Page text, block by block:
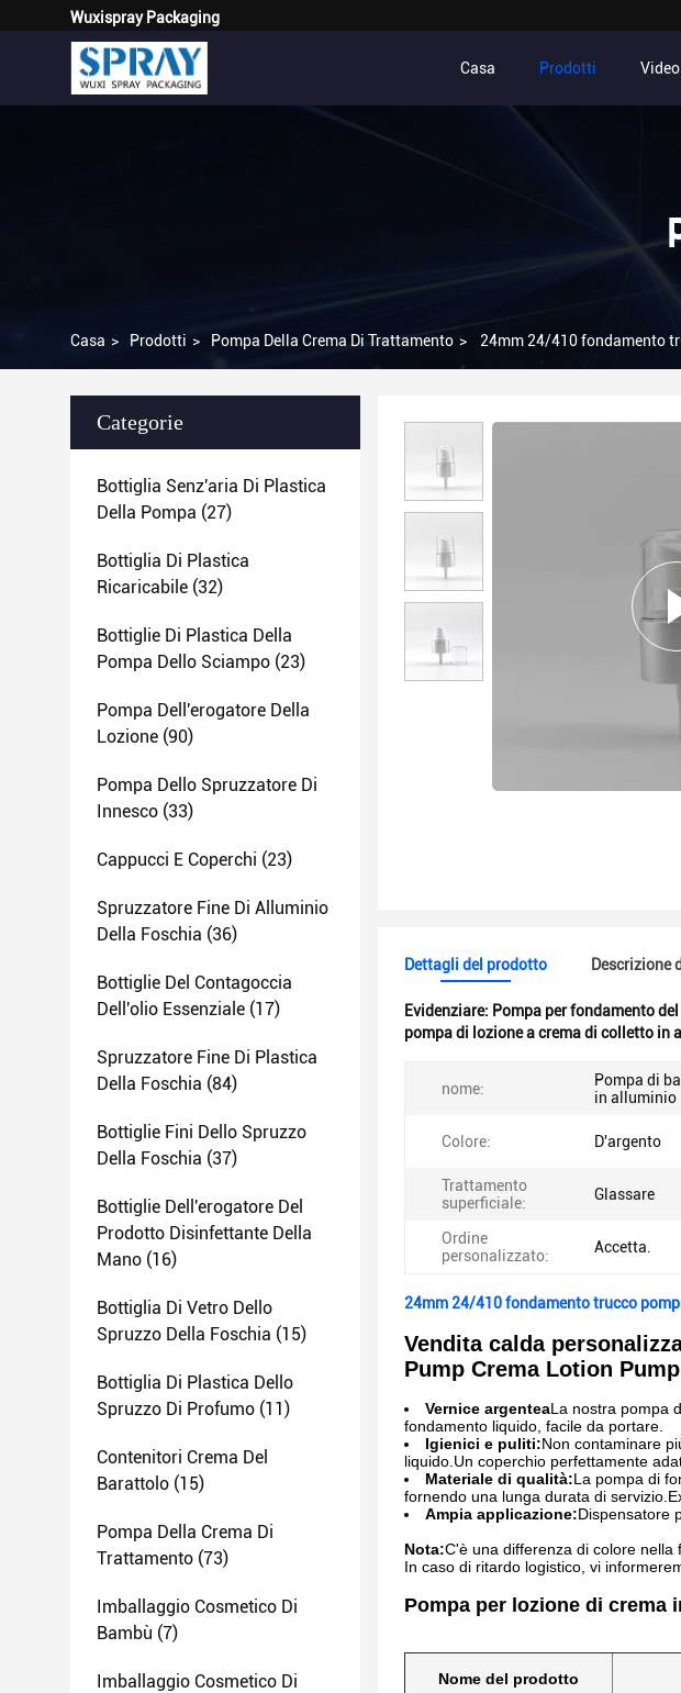
Wuxispray Packaging
Casa Prodotti Video
Casa > Prodotti > Pompa Della Crema Di Trattamento > 24mm 24/410 fondamento
Categorie
Bottiglia Senz'aria Di Plastica
Della Pompa (27)
Bottiglia Di Plastica
Ricaricabile (32)
Bottiglie Di Plastica Della
Pompa Dello Sciampo (23)
Pompa Dell'erogatore Della
Lozione (90)
Pompa Dello Spruzzatore Di
Innesco (33)
Cappucci E Coperchi (23)
Spruzzatore Fine Di Alluminio
Della Foschia (36)
Bottiglie Del Contagoccia
Dell'olio Essenziale (17)
Spruzzatore Fine Di Plastica
Della Foschia (84)
Bottiglie Fini Dello Spruzzo
Della Foschia (37)
Bottiglie Dell'erogatore Del
Prodotto Disinfettante Della
Mano (16)
Bottiglia Di Vetro Dello
Spruzzo Della Foschia (15)
Bottiglia Di Plastica Dello
Spruzzo Di Profumo (11)
Contenitori Crema Del
Barattolo (15)
Pompa Della Crema Di
Trattamento (73)
Imballaggio Cosmetico Di
Bambù (7)
Imballaggio Cosmetico Di
Dettagli del prodotto Descrizione
Evidenziare: Pompa per fondamento
pompa di lozione a crema di colletto in
nome:
Pompa di
in alluminio
Colore: D'argento
Trattamento
superficiale:
Glassare
Ordine
personalizzato:
Accetta.
24mm 24/410 fondamento trucco
Vendita calda
Pump Crema Lotion Pump
Vernice argenteaLa nostra pompa
fondamento liquido, facile da portare.
Igienici e puliti:Non contaminare
liquido.Un coperchio perfettamente
Materiale di qualità:La pompa di
fornendo una lunga durata di servizio
Ampia applicazione:Dispensatore
Nota:C'è una differenza di colore
In caso di ritardo logistico, vi
Pompa per lozione di crema
Nome del prodotto